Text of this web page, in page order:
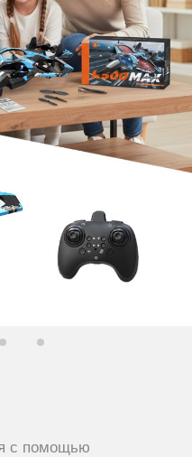
с помощью